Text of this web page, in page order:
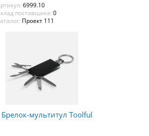
6999.10
поставщика: 0
Проект 111
Брелок-мультитул Toolful